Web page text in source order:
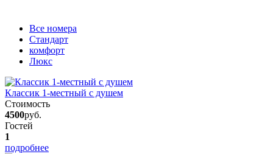
Вcе номера
Стандарт
комфорт
Люкс
Классик 1-местный с душем
Стоимость
4500руб.
Гостей
1
подробнее